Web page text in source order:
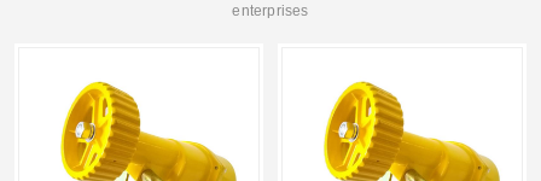
enterprises